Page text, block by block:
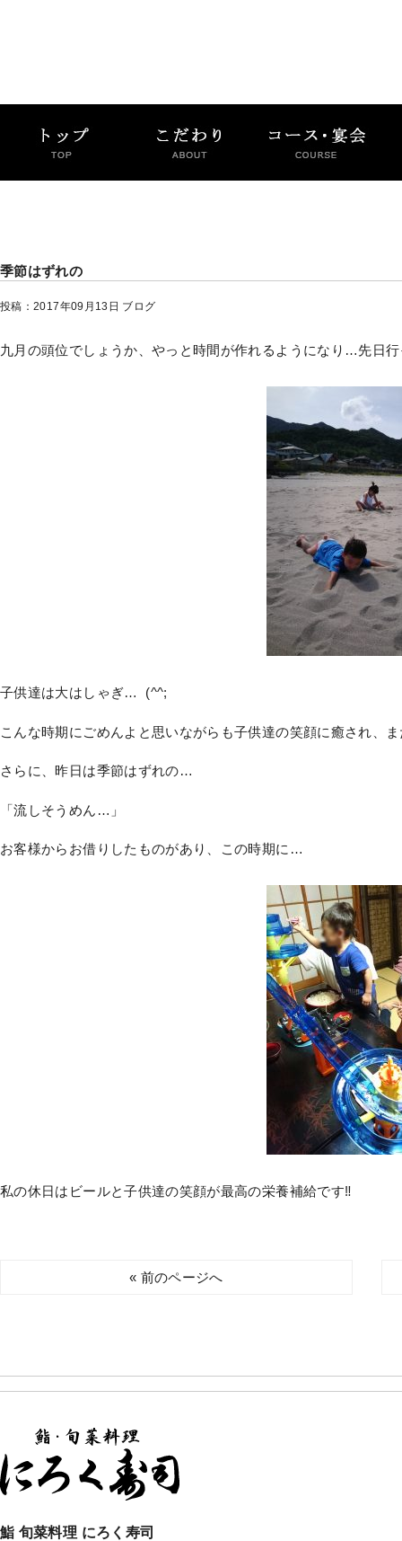
季節はずれの
投稿：2017年09月13日 ブログ
九月の頭位でしょうか、やっと時間が作れるようになり…先日
子供達は大はしゃぎ… (^^;
こんな時期にごめんよと思いながらも子供達の笑顔に癒され、
さらに、昨日は季節はずれの…
「流しそうめん…」
お客様からお借りしたものがあり、この時期に…
私の休日はビールと子供達の笑顔が最高の栄養補給です‼
« 前のページへ
鮨 旬菜料理 にろく寿司